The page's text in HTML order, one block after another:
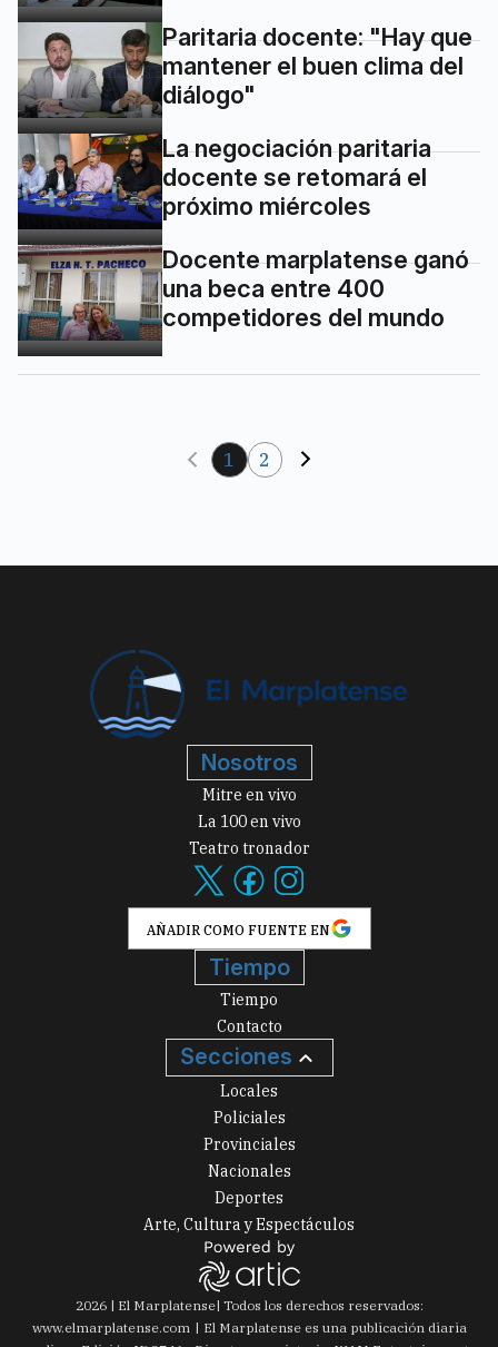
Paritaria docente: "Hay que
mantener el buen clima del
diálogo"
La negociación paritaria
docente se retomará el
próximo miércoles
Docente marplatense ganó
una beca entre 400
competidores del mundo
1 2
Nosotros
Mitre en vivo
La 100 en vivo
Teatro tronador
AÑADIR COMO FUENTE EN
Tiempo
Tiempo
Contacto
Secciones
Locales
Policiales
Provinciales
Nacionales
Deportes
Arte, Cultura y Espectáculos
2026| El Marplatense| Todos los derechos reservados:
www.elmarplatense.com
El Marplatense es una publicación diaria